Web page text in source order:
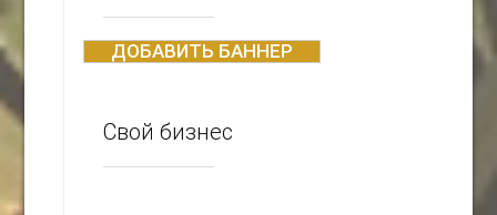
ДОБАВИТЬ БАННЕР
Свой бизнес